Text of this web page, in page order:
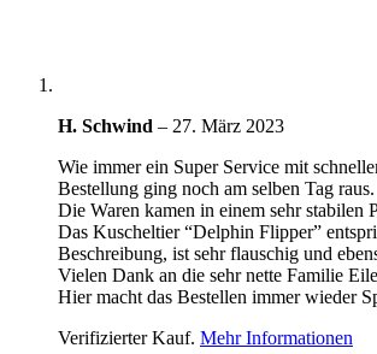
H. Schwind – 27. März 2023
Wie immer ein Super Service mit
Bestellung ging noch am selben Tag raus.
Die Waren kamen in einem sehr stabilen
Das Kuscheltier “Delphin Flipper”
Beschreibung, ist sehr flauschig und
Vielen Dank an die sehr nette Familie
Hier macht das Bestellen immer wieder
Verifizierter Kauf. Mehr Informationen